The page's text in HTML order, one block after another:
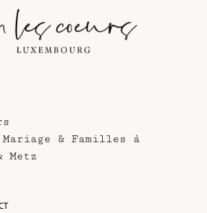
Mariage & Familles à
Metz